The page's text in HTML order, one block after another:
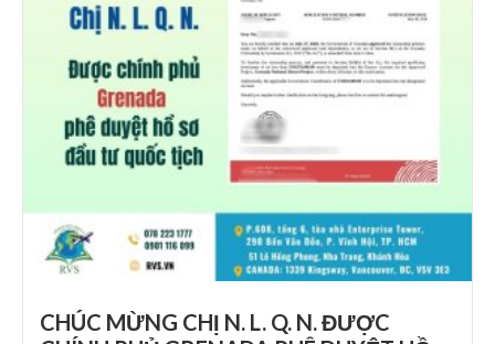
CHÚC MỪNG CHỊ N. L. Q. N. ĐƯỢC